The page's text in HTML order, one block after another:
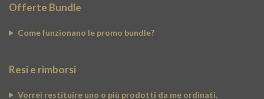
Offerte Bundle
Come funzionano le promo bundle?
Resi e rimborsi
Vorrei restituire uno o più prodotti da me ordinati.